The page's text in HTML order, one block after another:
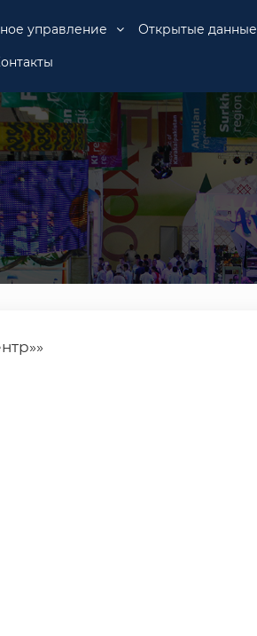
управление Открытые данные